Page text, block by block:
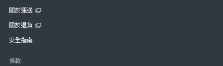
關於運送
關於退貨
安全指南
條款